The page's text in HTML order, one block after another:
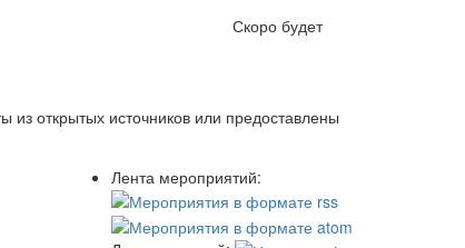
Скоро будет
открытых источников или предоставлены
Лента мероприятий: